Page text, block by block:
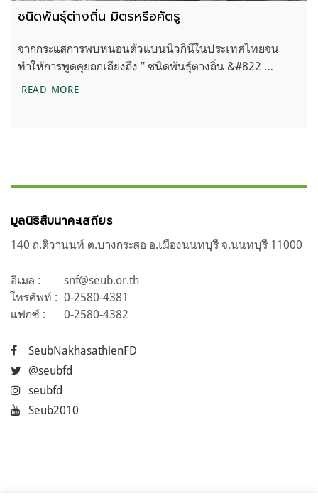
ชนิดพันธุ์ต่างถิ่น มิตรหรือศัตรู
จากกระแสการพบหนอนตัวแบนนิวกินีในประเทศไทยจน
ทำให้การพูดคุยถกเถียงถึง ” ชนิดพันธุ์ต่างถิ่น &#822 …
READ MOREชนิดพันธุ์ต่างถิ่น มิตรหรือศัตรู
มูลนิธิสืบนาคะเสถียร
140 ถ.ติวานนท์ ต.บางกระสอ อ.เมืองนนทบุรี จ.นนทบุรี 11000
อีเมล :
snf@seub.or.th
โทรศัพท์ : 0-2580-4381
แฟกซ์ :
0-2580-4382
SeubNakhasathienFD
@seubfd
seubfd
Seub2010